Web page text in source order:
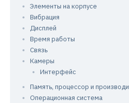
Элементы на корпусе
Вибрация
Дисплей
Время работы
Связь
Камеры
Интерфейс
Память, процессор и
Операционная система